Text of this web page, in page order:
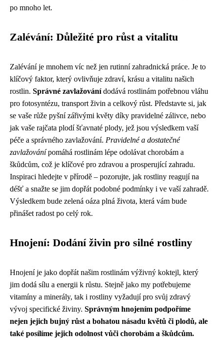
po mnoho let.
Zalévání: Důležité pro růst a vitalitu
Zalévání je mnohem víc než jen rutinní zahradnická práce. Je to
klíčový faktor, který ovlivňuje zdraví, krásu a vitalitu našich
rostlin. Správné zavlažovánídodává rostlinám potřebnou vláhu
pro fotosyntézu, transport živin a celkový růst. Představte si, jak
se vaše růže pyšní zářivými květy díky pravidelné zálivce, nebo
jak vaše rajčata plodí šťavnaté plody, jež jsou výsledkem vaší
péče a správného zavlažování. Pravidelné a dostatečné
zavlažovánípomáhá rostlinám lépe odolávat chorobám a
škůdcům, což je klíčové pro zdravou a prosperující zahradu.
Inspiraci hledejte v přírodě – pozorujte, jak rostliny reagují na
déšť a snažte se jim dopřát podobné podmínky i ve vaší zahradě.
Výsledkem bude zelená oáza plná života, která vám bude
přinášet radost po celý rok.
Hnojení: Dodání živin pro silné rostliny
Hnojení je jako dopřát našim rostlinám výživný koktejl, který
jim dodá sílu a energii k růstu. Stejně jako my potřebujeme
vitamíny a minerály, tak i rostliny vyžadují pro svůj zdravý
vývoj specifické živiny. Správným hnojením podpoříme
nejen jejich bujný růst a bohatou násadu květů či plodů, ale
také posílíme jejich odolnost vůči chorobám a škůdcům.